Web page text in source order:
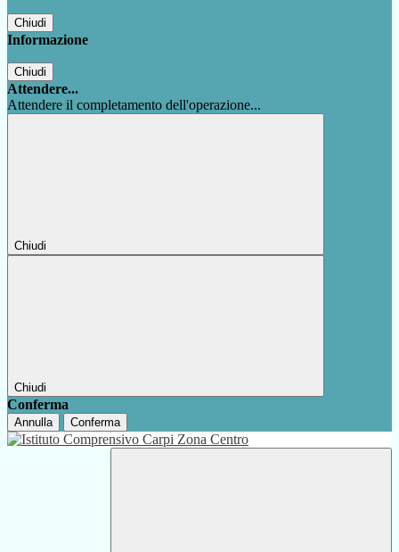
Chiudi
Informazione
Chiudi
Attendere...
Attendere il completamento dell'operazione...
Chiudi
Chiudi
Conferma
Annulla Conferma